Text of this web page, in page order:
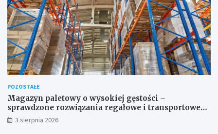
POZOSTAŁE
Magazyn paletowy o wysokiej gęstości –
sprawdzone rozwiązania regałowe i transportowe
dla wymagających przestrzeni
3 sierpnia 2026